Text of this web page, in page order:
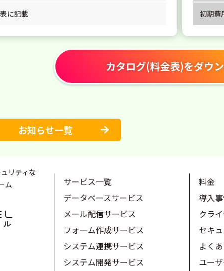
に記載 初期費
カタログ(料金表)をダウ
お知らせ一覧
リティな
ム
サービス一覧
データベースサービス
メール配信サービス
フォーム作成サービス
システム連携サービス
システム開発サービス
料金
導入
クラ
セキ
よく
ユー